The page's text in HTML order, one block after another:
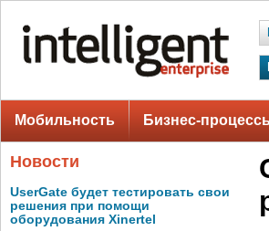
Мобильность Бизнес-
Новости
UserGate будет тестировать свои
решения при помощи
оборудования Xinertel